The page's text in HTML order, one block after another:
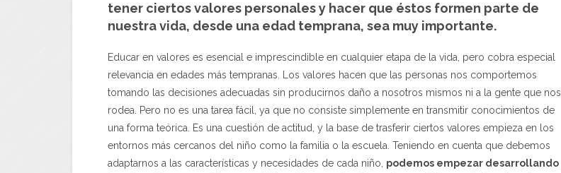
tener ciertos valores personales y hacer que éstos formen parte de
nuestra vida, desde una edad temprana, sea muy importante.
Educar en valores es esencial e imprescindible en cualquier etapa de la vida, pero cobra especial
relevancia en edades más tempranas. Los valores hacen que las personas nos comportemos
tomando las decisiones adecuadas sin producirnos daño a nosotros mismos ni a la gente que nos
rodea. Pero no es una tarea fácil, ya que no consiste simplemente en transmitir conocimientos de
una forma teórica. Es una cuestión de actitud, y la base de trasferir ciertos valores empieza en los
entornos más cercanos del niño como la familia o la escuela. Teniendo en cuenta que debemos
adaptarnos a las características y necesidades de cada niño, podemos empezar desarrollando